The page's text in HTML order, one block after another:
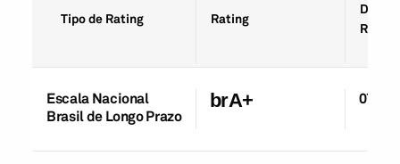
Tipo de Rating Rating
Data
Rating
Escala Nacional
Brasil de Longo Prazo
brA+ 07-